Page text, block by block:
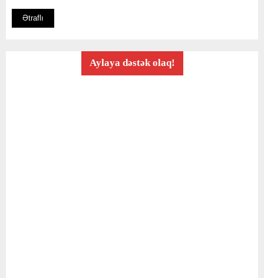
Ətraflı
Aylaya dəstək olaq!